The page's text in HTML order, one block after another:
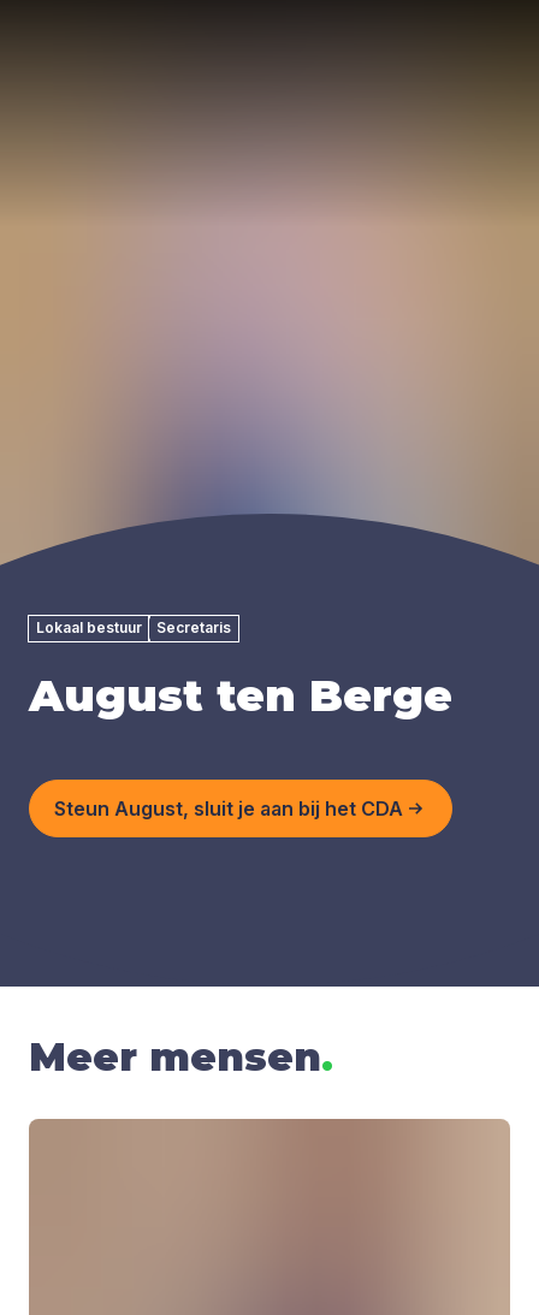
Lokaal bestuur Secretaris
August ten Berge
Steun August, sluit je aan bij het CDA
Meer mensen.